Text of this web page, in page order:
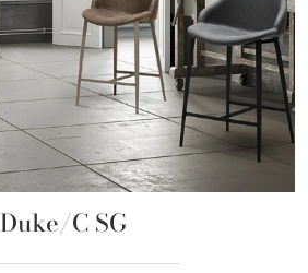
Duke/C SG